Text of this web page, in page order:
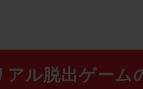
アル脱出ゲーム